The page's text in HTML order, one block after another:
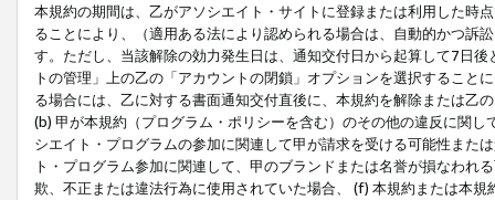
本規約の期間は、乙がアソシエイト・サイトに登録または利用した時
ることにより、（適用ある法により認められる場合は、自動的かつ訴
す。ただし、当該解除の効力発生日は、通知交付日から起算して7日
トの管理」上の乙の「アカウントの閉鎖」オプションを選択するこ
る場合には、乙に対する書面通知交付直後に、本規約を解除または乙
(b) 甲が本規約（プログラム・ポリシーを含む）のその他の違反に関
シエイト・プログラムの参加に関連して甲が請求を受ける可能性また
ト・プログラム参加に関連して、甲のブランドまたは名誉が損なわれ
欺、不正または違法行為に使用されていた場合、 (f) 本規約または本